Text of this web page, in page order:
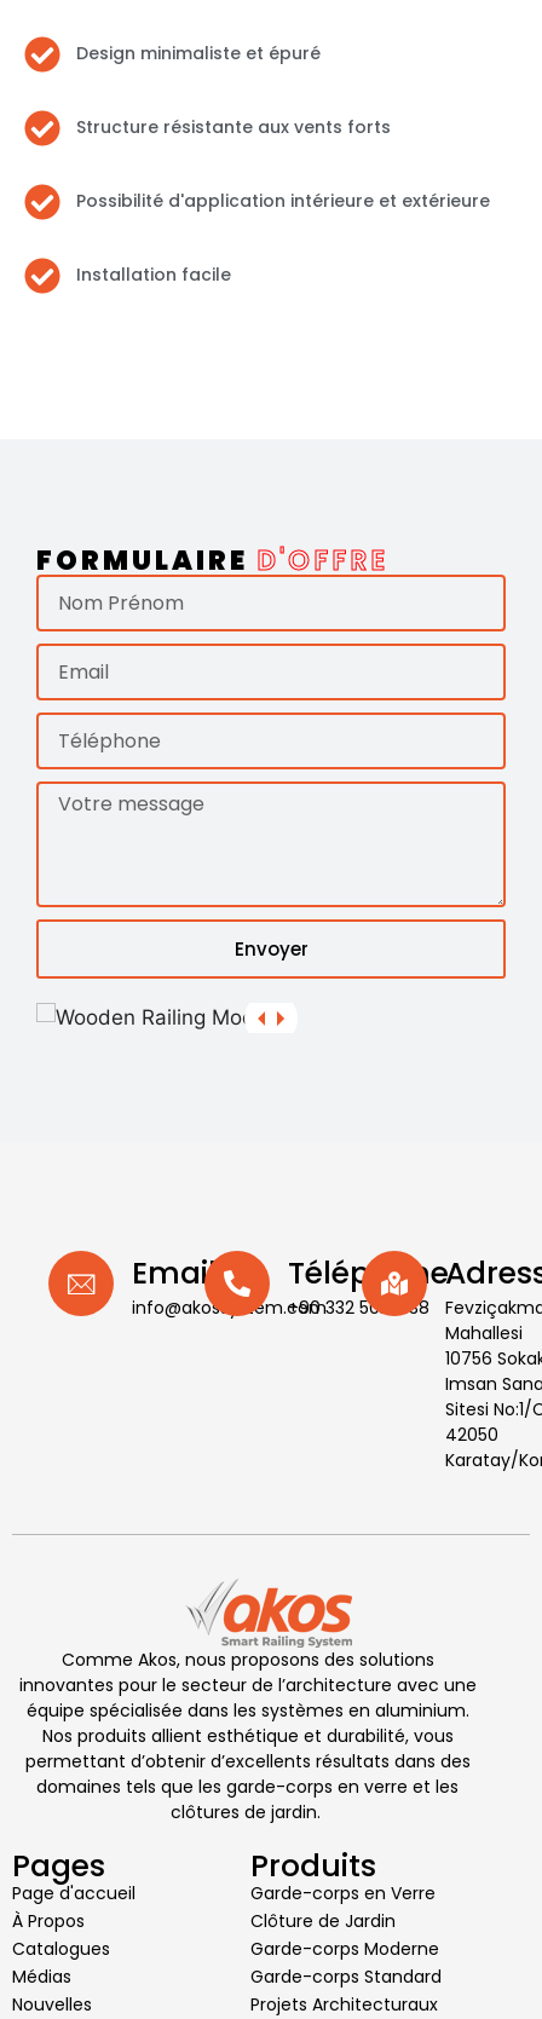
Design minimaliste et épuré
Structure résistante aux vents forts
Possibilité d'application intérieure et extérieure
Installation facile
FORMULAIRE D'OFFRE
Envoyer
Email
info@akossystem.com
Téléphone
+90 332 502 11 38
Mahallesi
10756
Imsan
Sitesi No:1/
42050
Karatay/
Comme Akos, nous proposons des solutions
innovantes pour le secteur de l’architecture avec une
équipe spécialisée dans les systèmes en aluminium.
Nos produits allient esthétique et durabilité, vous
permettant d’obtenir d’excellents résultats dans des
domaines tels que les garde-corps en verre et les
clôtures de jardin.
Pages
Page d'accueil
À Propos
Catalogues
Médias
Nouvelles
Produits
Garde-corps en Verre
Clôture de Jardin
Garde-corps Moderne
Garde-corps Standard
Projets Architecturaux